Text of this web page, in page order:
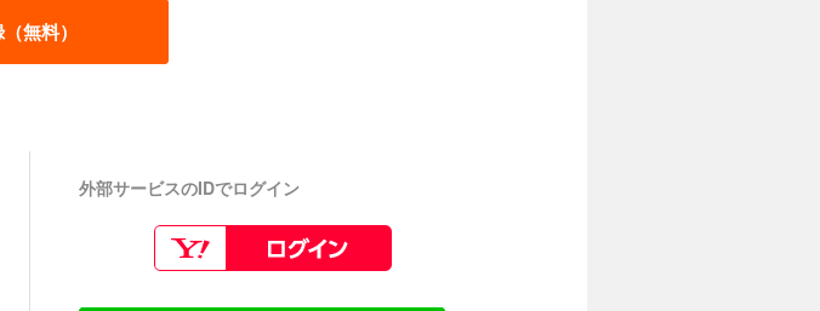
無料）
外部サービスのIDでログイン